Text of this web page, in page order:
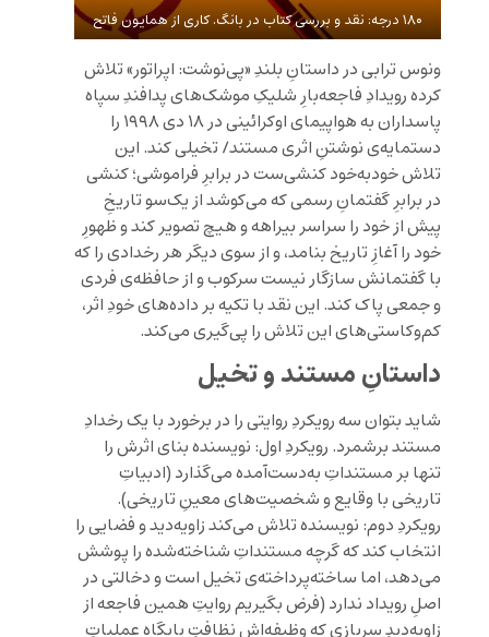
۱۸۰ درجه: نقد و بررسی کتاب در بانگ. کاری از همایون فاتح
ونوس ترابی در داستانِ بلندِ «پی‌نوشت: اپراتور» تلاش
کرده رویدادِ فاجعه‌بارِ شلیکِ موشک‌های پدافندِ سپاه
پاسداران به هواپیمای اوکرائینی در ۱۸ دی ۱۹۹۸ را
دستمایه‌ی نوشتنِ اثری مستند/ تخیلی کند. این
تلاش خودبه‌خود کنشی‌ست در برابرِ فراموشی؛ کنشی
در برابرِ گفتمانِ رسمی که می‌کوشد از یک‌سو تاریخِ
پیش از خود را سراسر بیراهه و هیچ تصویر کند و ظهورِ‌
خود را آغازِ تاریخ بنامد، و از سوی دیگر هر رخدادی را که
با گفتمانش سازگار نیست سرکوب و از حافظه‌ی فردی
و جمعی پاک کند. این نقد با تکیه بر داده‌های خودِ اثر،
کم‌وکاستی‌های این تلاش را پی‌گیری می‌کند.
داستانِ مستند و تخیل
شاید بتوان سه رویکردِ روایتی را در برخورد با یک رخدادِ
مستند برشمرد. رویکردِ اول: نویسنده بنای اثرش را
تنها بر مستنداتِ به‌دست‌آمده می‌گذارد (ادبیاتِ
تاریخی با وقایع و شخصیت‌های معینِ تاریخی).
رویکردِ دوم: نویسنده تلاش می‌کند زاویه‌دید و فضایی را
انتخاب کند که گرچه مستنداتِ شناخته‌شده را پوشش
می‌دهد، اما ساخته‌پرداخته‌ی تخیل است و دخالتی در
اصلِ رویداد ندارد (فرض بگیریم روایتِ همین فاجعه از
زاویه‌دیدِ سربازی که وظیفه‌اش نظافتِ پایگاه عملیاتِ